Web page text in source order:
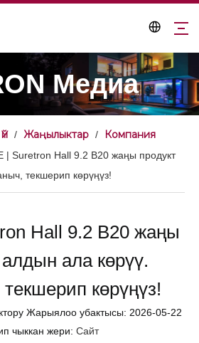
Медиа
Үй / Жаңылыктар /
Компания
| Suretron Hall 9.2 B20 жаңы продукт
текшерип көрүңүз!
Hall 9.2 B20 жаңы
алдын ала көрүү.
көрүңүз!
Жарыялоо убактысы: 2026-05-22
чыккан жери: Сайт